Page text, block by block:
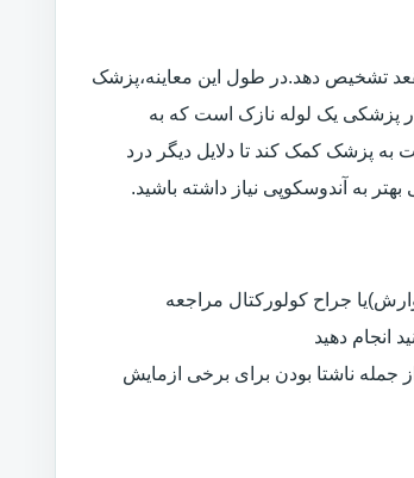
تشخیص دهد.در طول این معاینه،پزشک
پزشکی یک لوله نازک است که به
پزشک کمک کند تا دلایل دیگر درد
به آندوسکوپی نیاز داشته باشید.
جراح کولورکتال مراجعه
انجام دهید
جمله ناشتا بودن برای برخی ازمایش